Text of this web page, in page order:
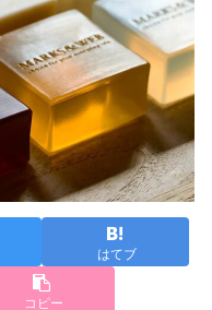
はてブ
コピー